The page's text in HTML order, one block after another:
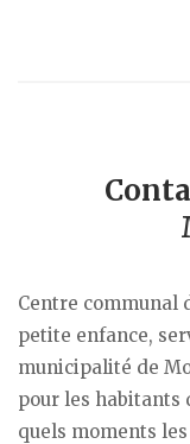
Centre communal
petite enfance,
municipalité de
pour les habitants
quels moments